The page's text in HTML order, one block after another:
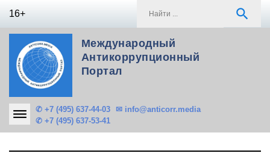
16+ search
Международный
Антикоррупционный
Портал
✆ +7 (495) 637-44-03
✆ +7 (495) 637-53-41
✉ info@anticorr.media